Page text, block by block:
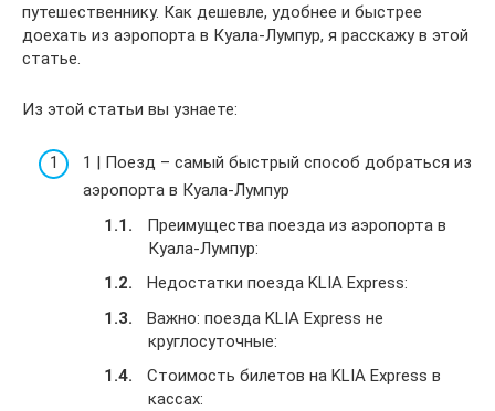
путешественнику. Как дешевле, удобнее и быстрее
доехать из аэропорта в Куала-Лумпур, я расскажу в этой
статье.
Из этой статьи вы узнаете:
1 | Поезд – самый быстрый способ добраться из
аэропорта в Куала-Лумпур
Преимущества поезда из аэропорта в
Куала-Лумпур:
Недостатки поезда KLIA Express:
Важно: поезда KLIA Express не
круглосуточные:
Стоимость билетов на KLIA Express в
кассах: